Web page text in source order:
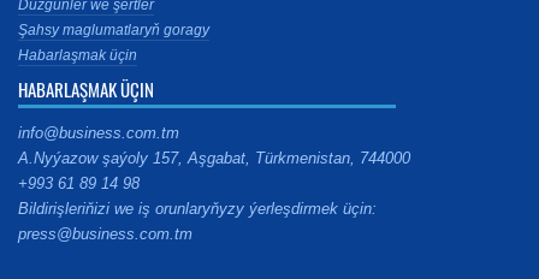
Düzgünler we şertler
Şahsy maglumatlaryň goragy
Habarlaşmak üçin
HABARLAŞMAK ÜÇIN
info@business.com.tm
A.Nyýazow şaýoly 157, Aşgabat, Türkmenistan, 744000
+993 61 89 14 98
Bildirişleriňizi we iş orunlaryňyzy ýerleşdirmek üçin:
press@business.com.tm